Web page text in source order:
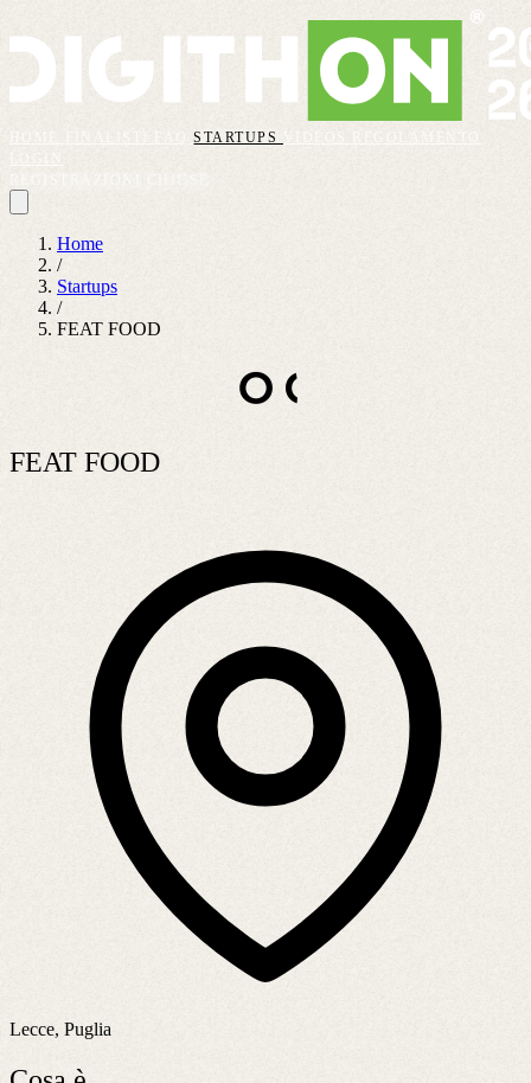
FAQSTARTUPS VIDEOS
REGOLAMENTO
Home
/
Startups
/
FEAT FOOD
FEAT FOOD
Lecce, Puglia